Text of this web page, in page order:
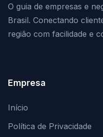
O guia de empresas e
Brasil. Conectando
região com facilidade e
Empresa
Início
Política de Privacidade